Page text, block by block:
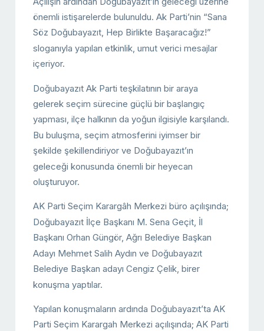
önemli istişarelerde bulunuldu. Ak Parti’nin “Sana
Söz Doğubayazıt, Hep Birlikte Başaracağız!”
sloganıyla yapılan etkinlik, umut verici mesajlar
içeriyor.
Doğubayazıt Ak Parti teşkilatının bir araya
gelerek seçim sürecine güçlü bir başlangıç
yapması, ilçe halkının da yoğun ilgisiyle karşılandı.
Bu buluşma, seçim atmosferini iyimser bir
şekilde şekillendiriyor ve Doğubayazıt’ın
geleceği konusunda önemli bir heyecan
oluşturuyor.
AK Parti Seçim Karargâh Merkezi büro açılışında;
Doğubayazıt İlçe Başkanı M. Sena Geçit, İl
Başkanı Orhan Güngör, Ağrı Belediye Başkan
Adayı Mehmet Salih Aydın ve Doğubayazıt
Belediye Başkan adayı Cengiz Çelik, birer
konuşma yaptılar.
Yapılan konuşmaların ardında Doğubayazıt’ta AK
Parti Seçim Karargah Merkezi açılışında; AK Parti